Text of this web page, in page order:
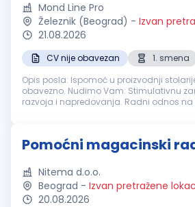
Mond Line Pro
Železnik (Beograd) - Izvan
21.08.2026
CV nije obavezan
1. smena
Opis posla: Ispomoć u proizvodnji stolarije Radno iskustvo: Nije
obavezno. Nudimo Vam: Stimulativnu zaradu. Mogućnost
razvoja i napredovanja. Radni odnos na
Pomoćni magacinski
Nitema d.o.o.
Beograd - Izvan pretražene
20.08.2026